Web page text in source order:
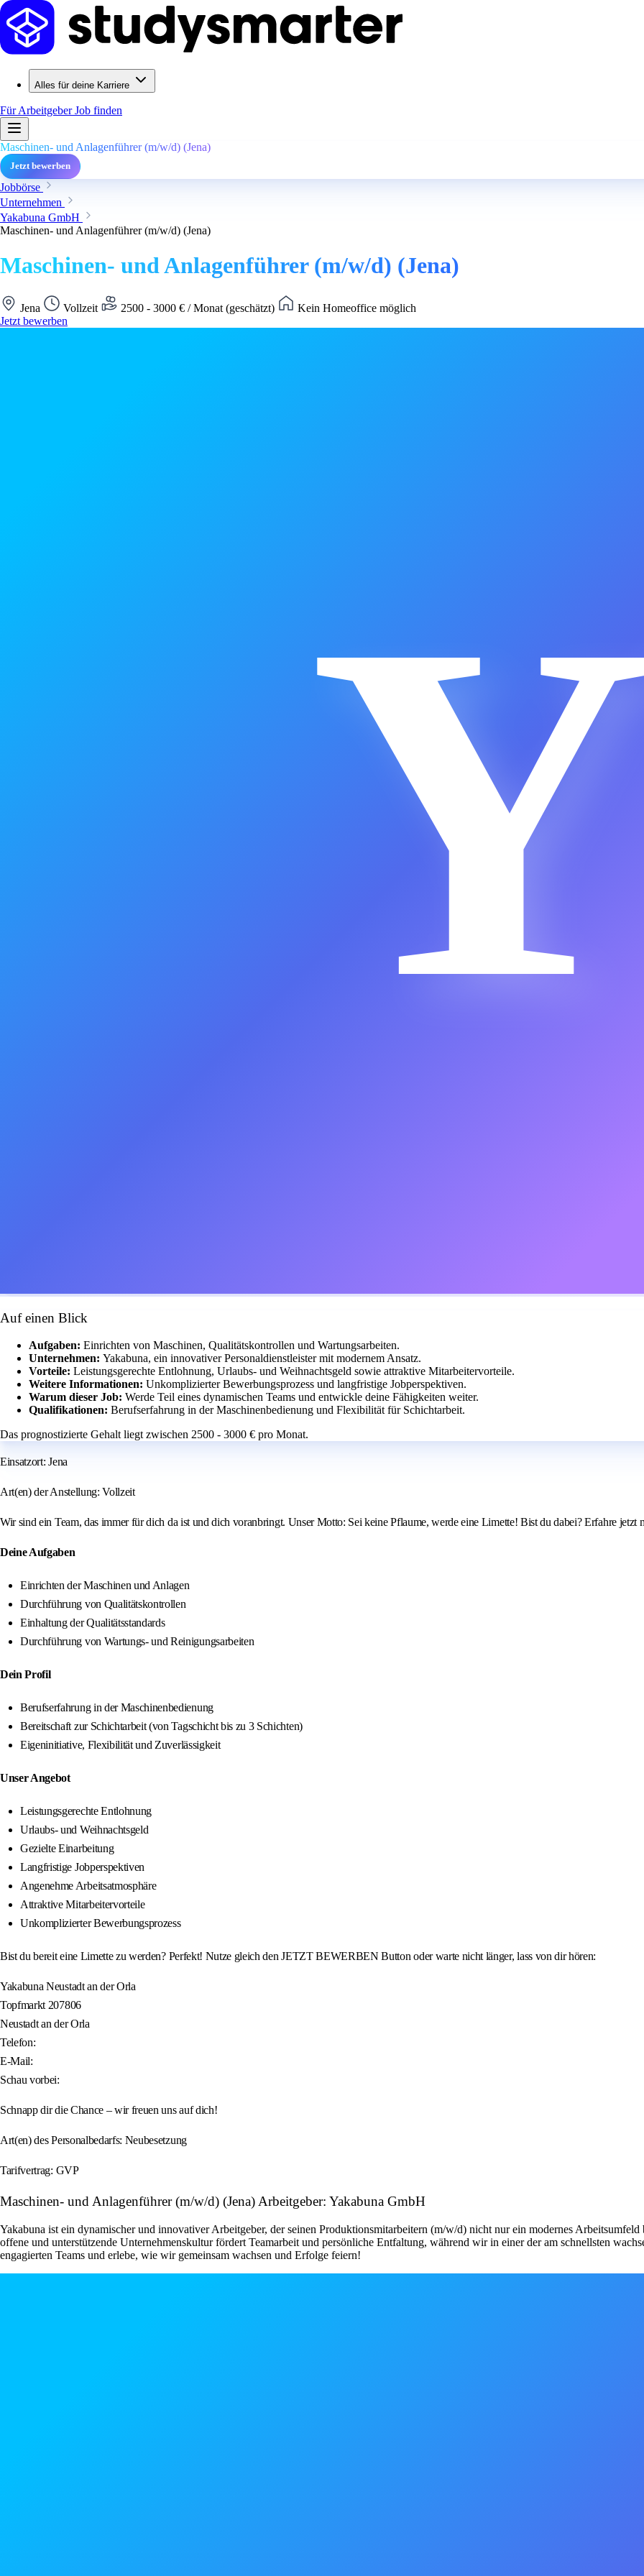
Alles für deine Karriere
Für ArbeitgeberJob finden
Maschinen- und Anlagenführer (m/w/d) (Jena)
Jetzt bewerben
Jobbörse
Unternehmen
Yakabuna GmbH
Maschinen- und Anlagenführer (m/w/d) (Jena)
Maschinen- und Anlagenführer (m/w/d) (Jena)
Jena Vollzeit 2500 - 3000 € / Monat (geschätzt)
Kein Homeoffice möglich
Jetzt bewerben
Auf einen Blick
Aufgaben: Einrichten von Maschinen, Qualitätskontrollen und Wartungsarbeiten.
Unternehmen: Yakabuna, ein innovativer Personaldienstleister mit modernem Ansatz.
Vorteile: Leistungsgerechte Entlohnung, Urlaubs- und Weihnachtsgeld sowie attraktive Mitarbeitervorteile.
Weitere Informationen: Unkomplizierter Bewerbungsprozess und langfristige Jobperspektiven.
Warum dieser Job: Werde Teil eines dynamischen Teams und entwickle deine Fähigkeiten weiter.
Qualifikationen: Berufserfahrung in der Maschinenbedienung und Flexibilität für Schichtarbeit.
Das prognostizierte Gehalt liegt zwischen 2500 - 3000 € pro Monat.
Einsatzort: Jena
Art(en) der Anstellung: Vollzeit
Wir sind ein Team, das immer für dich da ist und dich voranbringt. Unser Motto: Sei keine Pflaume, werde eine Limette! Bist du dabei? Erfahre jetzt
Deine Aufgaben
Einrichten der Maschinen und Anlagen
Durchführung von Qualitätskontrollen
Einhaltung der Qualitätsstandards
Durchführung von Wartungs- und Reinigungsarbeiten
Dein Profil
Berufserfahrung in der Maschinenbedienung
Bereitschaft zur Schichtarbeit (von Tagschicht bis zu 3 Schichten)
Eigeninitiative, Flexibilität und Zuverlässigkeit
Unser Angebot
Leistungsgerechte Entlohnung
Urlaubs- und Weihnachtsgeld
Gezielte Einarbeitung
Langfristige Jobperspektiven
Angenehme Arbeitsatmosphäre
Attraktive Mitarbeitervorteile
Unkomplizierter Bewerbungsprozess
Bist du bereit eine Limette zu werden? Perfekt! Nutze gleich den JETZT BEWERBEN Button oder warte nicht länger, lass von dir hören:
Yakabuna Neustadt an der Orla
Topfmarkt 207806
Neustadt an der Orla
Telefon:
E-Mail:
Schau vorbei:
Schnapp dir die Chance – wir freuen uns auf dich!
Art(en) des Personalbedarfs: Neubesetzung
Tarifvertrag: GVP
Maschinen- und Anlagenführer (m/w/d) (Jena) Arbeitgeber: Yakabuna GmbH
Yakabuna ist ein dynamischer und innovativer Arbeitgeber, der seinen Produktionsmitarbeitern (m/w/d) nicht nur ein modernes
offene und unterstützende Unternehmenskultur fördert Teamarbeit und persönliche Entfaltung, während wir in einer der am schnellsten
engagierten Teams und erlebe, wie wir gemeinsam wachsen und Erfolge feiern!